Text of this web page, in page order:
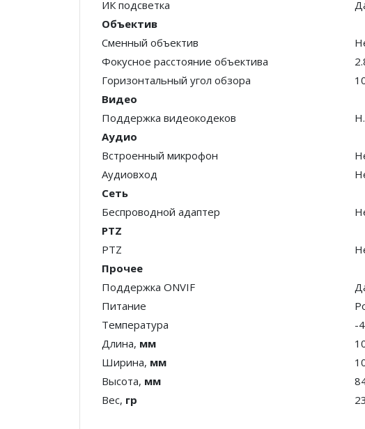
ИК подсветка
Объектив
Сменный объектив
Фокусное расстояние объектива
Горизонтальный угол обзора
Видео
Поддержка видеокодеков
Аудио
Встроенный микрофон
Аудиовход
Сеть
Беспроводной адаптер
PTZ
PTZ
Прочее
Поддержка ONVIF
Питание
Температура
-
Длина, мм
Ширина, мм
Высота, мм
Вес, гр